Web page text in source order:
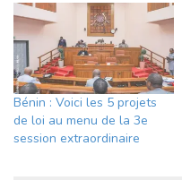
Bénin : Voici les 5 projets
de loi au menu de la 3e
session extraordinaire